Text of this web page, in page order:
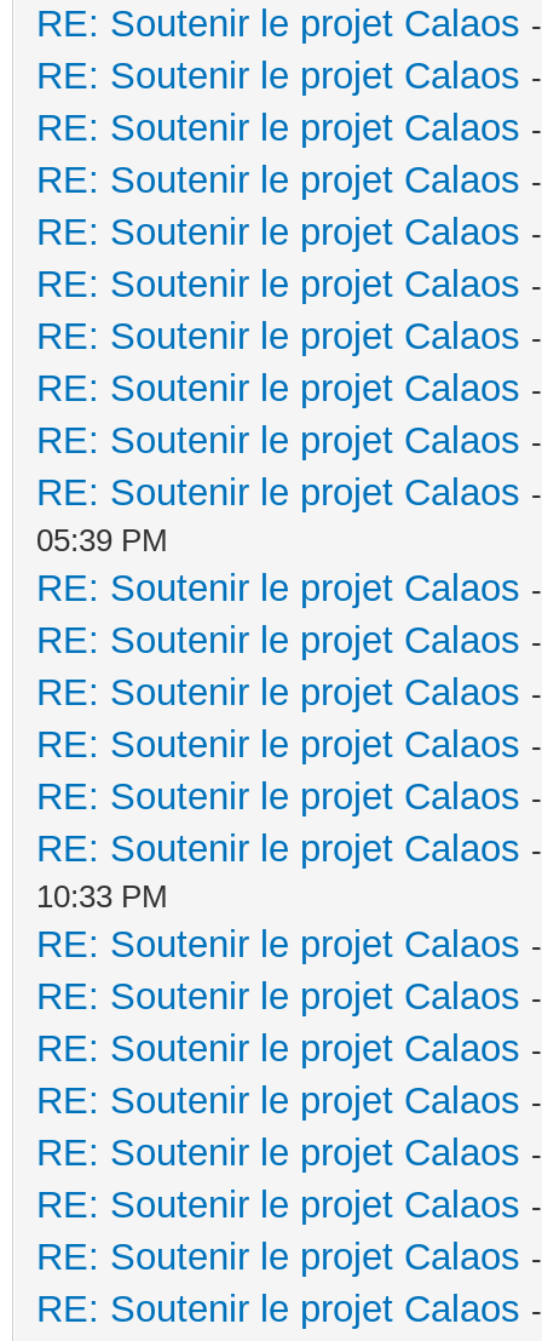
RE: Soutenir le projet Calaos
RE: Soutenir le projet Calaos
RE: Soutenir le projet Calaos
RE: Soutenir le projet Calaos
RE: Soutenir le projet Calaos
RE: Soutenir le projet Calaos
RE: Soutenir le projet Calaos
RE: Soutenir le projet Calaos
RE: Soutenir le projet Calaos
RE: Soutenir le projet Calaos
05:39 PM
RE: Soutenir le projet Calaos
RE: Soutenir le projet Calaos
RE: Soutenir le projet Calaos
RE: Soutenir le projet Calaos
RE: Soutenir le projet Calaos
RE: Soutenir le projet Calaos
10:33 PM
RE: Soutenir le projet Calaos
RE: Soutenir le projet Calaos
RE: Soutenir le projet Calaos
RE: Soutenir le projet Calaos
RE: Soutenir le projet Calaos
RE: Soutenir le projet Calaos
RE: Soutenir le projet Calaos
RE: Soutenir le projet Calaos